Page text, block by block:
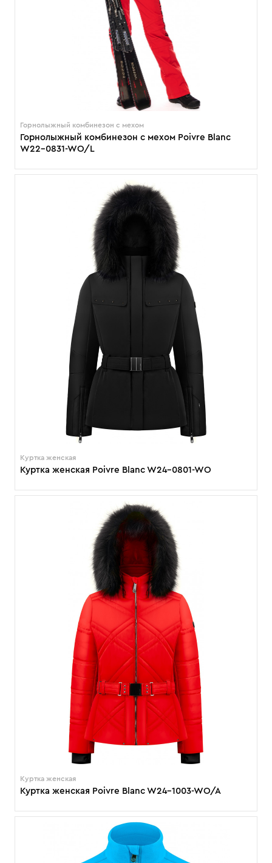
Горнолыжный комбинезон с мехом
Горнолыжный комбинезон с мехом Poivre Blanc
W22-0831-WO/L
Куртка женская
Куртка женская Poivre Blanc W24-0801-WO
Куртка женская
Куртка женская Poivre Blanc W24-1003-WO/A